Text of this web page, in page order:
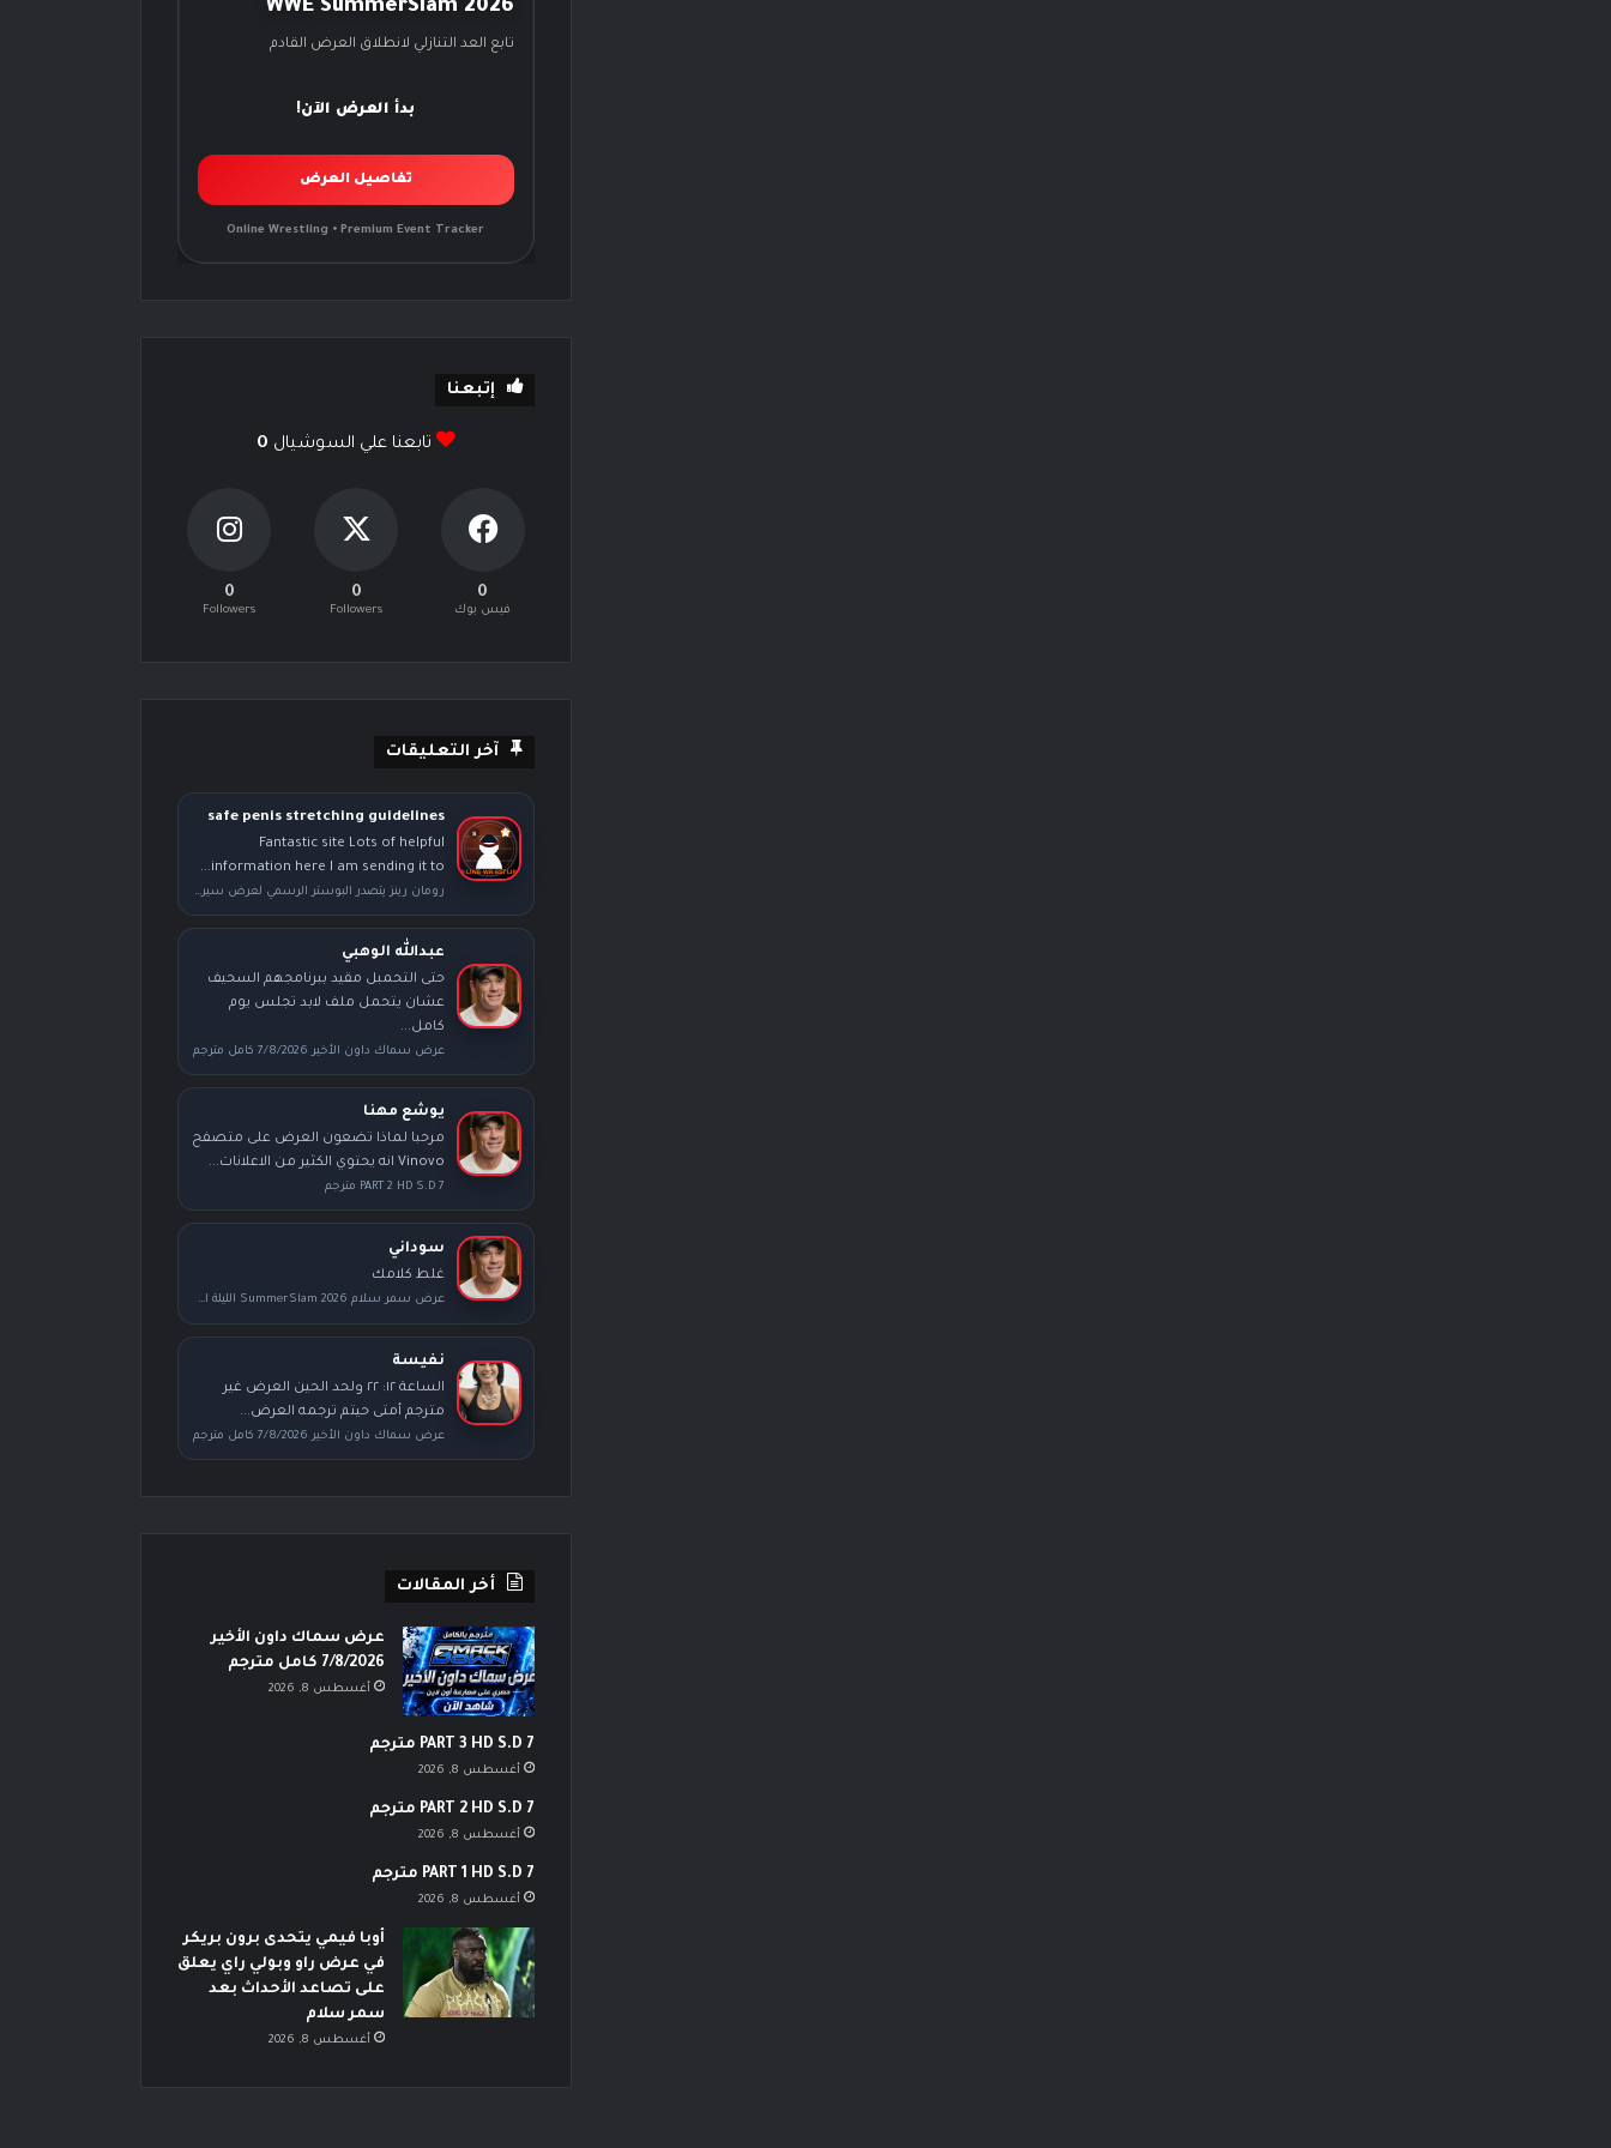
WWE SummerSlam 2026
تابع العد التنازلي لانطلاق العرض القادم
بدأ العرض الآن!
تفاصيل العرض
Online Wrestling • Premium Event Tracker
إتبعنا
تابعنا علي السوشيال 0
0
فيس بوك
0
Followers
0
Followers
آخر التعليقات
safe penis stretching guidelines
Fantastic site Lots of helpful
information here I am sending it to...
رومان رينز يتصدر البوستر الرسمي لعرض سيرفايفر سيريز بعد محطة راسلمينيا
عبدالله الوهبي
حتى التحمبل مقيد ببرنامجهم السحيف
عشان يتحمل ملف لابد تجلس يوم
كامل...
عرض سماك داون الأخير 7/8/2026 كامل مترجم
يوشع مهنا
مرحبا لماذا تضعون العرض على متصفح
Vinovo انه يحتوي الكثير من الاعلانات...
PART 2 HD S.D 7 مترجم
سوداني
غلط كلامك
عرض سمر سلام SummerSlam 2026 الليلة الأولى كامل مترجم
نفيسة
الساعة ١٢: ٢٢ ولحد الحين العرض غير
مترجم أمتى حيتم ترجمه العرض...
عرض سماك داون الأخير 7/8/2026 كامل مترجم
أخر المقالات
عرض سماك داون الأخير
7/8/2026 كامل مترجم
أغسطس 8, 2026
PART 3 HD S.D 7 مترجم
أغسطس 8, 2026
PART 2 HD S.D 7 مترجم
أغسطس 8, 2026
PART 1 HD S.D 7 مترجم
أغسطس 8, 2026
أوبا فيمي يتحدى برون بريكر
في عرض راو وبولي راي يعلق
على تصاعد الأحداث بعد
سمر سلام
أغسطس 8, 2026